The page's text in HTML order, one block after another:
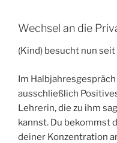
Wechsel an die
(Kind) besucht nun
Im
ausschließlich
Lehrerin, die zu ihm
kannst. Du bekommst
deiner Konzentration